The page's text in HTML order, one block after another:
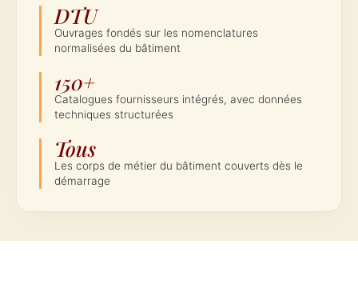
DTU
Ouvrages fondés sur les nomenclatures
normalisées du bâtiment
150+
Catalogues fournisseurs intégrés, avec données
techniques structurées
Tous
Les corps de métier du bâtiment couverts dès le
démarrage